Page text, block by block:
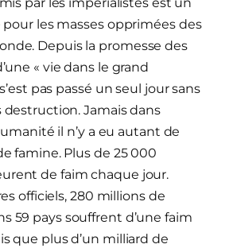
les masses opprimées des
Depuis la promesse des
« vie dans le grand
pas passé un seul jour sans
destruction. Jamais dans
il n’y a eu autant de
famine. Plus de 25 000
de faim chaque jour.
officiels, 280 millions de
59 pays souffrent d’une faim
que plus d’un milliard de